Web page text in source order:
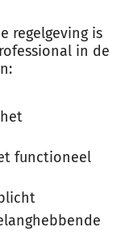
regelgeving is
in de
functioneel